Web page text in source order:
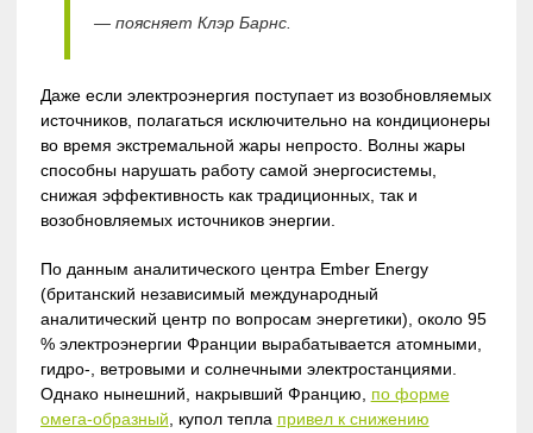
— поясняет Клэр Барнс.
Даже если электроэнергия поступает из возобновляемых
источников, полагаться исключительно на кондиционеры
во время экстремальной жары непросто. Волны жары
способны нарушать работу самой энергосистемы,
снижая эффективность как традиционных, так и
возобновляемых источников энергии.
По данным аналитического центра Ember Energy
(британский независимый международный
аналитический центр по вопросам энергетики), около 95
% электроэнергии Франции вырабатывается атомными,
гидро-, ветровыми и солнечными электростанциями.
Однако нынешний, накрывший Францию, по форме
омега-образный, купол тепла привел к снижению